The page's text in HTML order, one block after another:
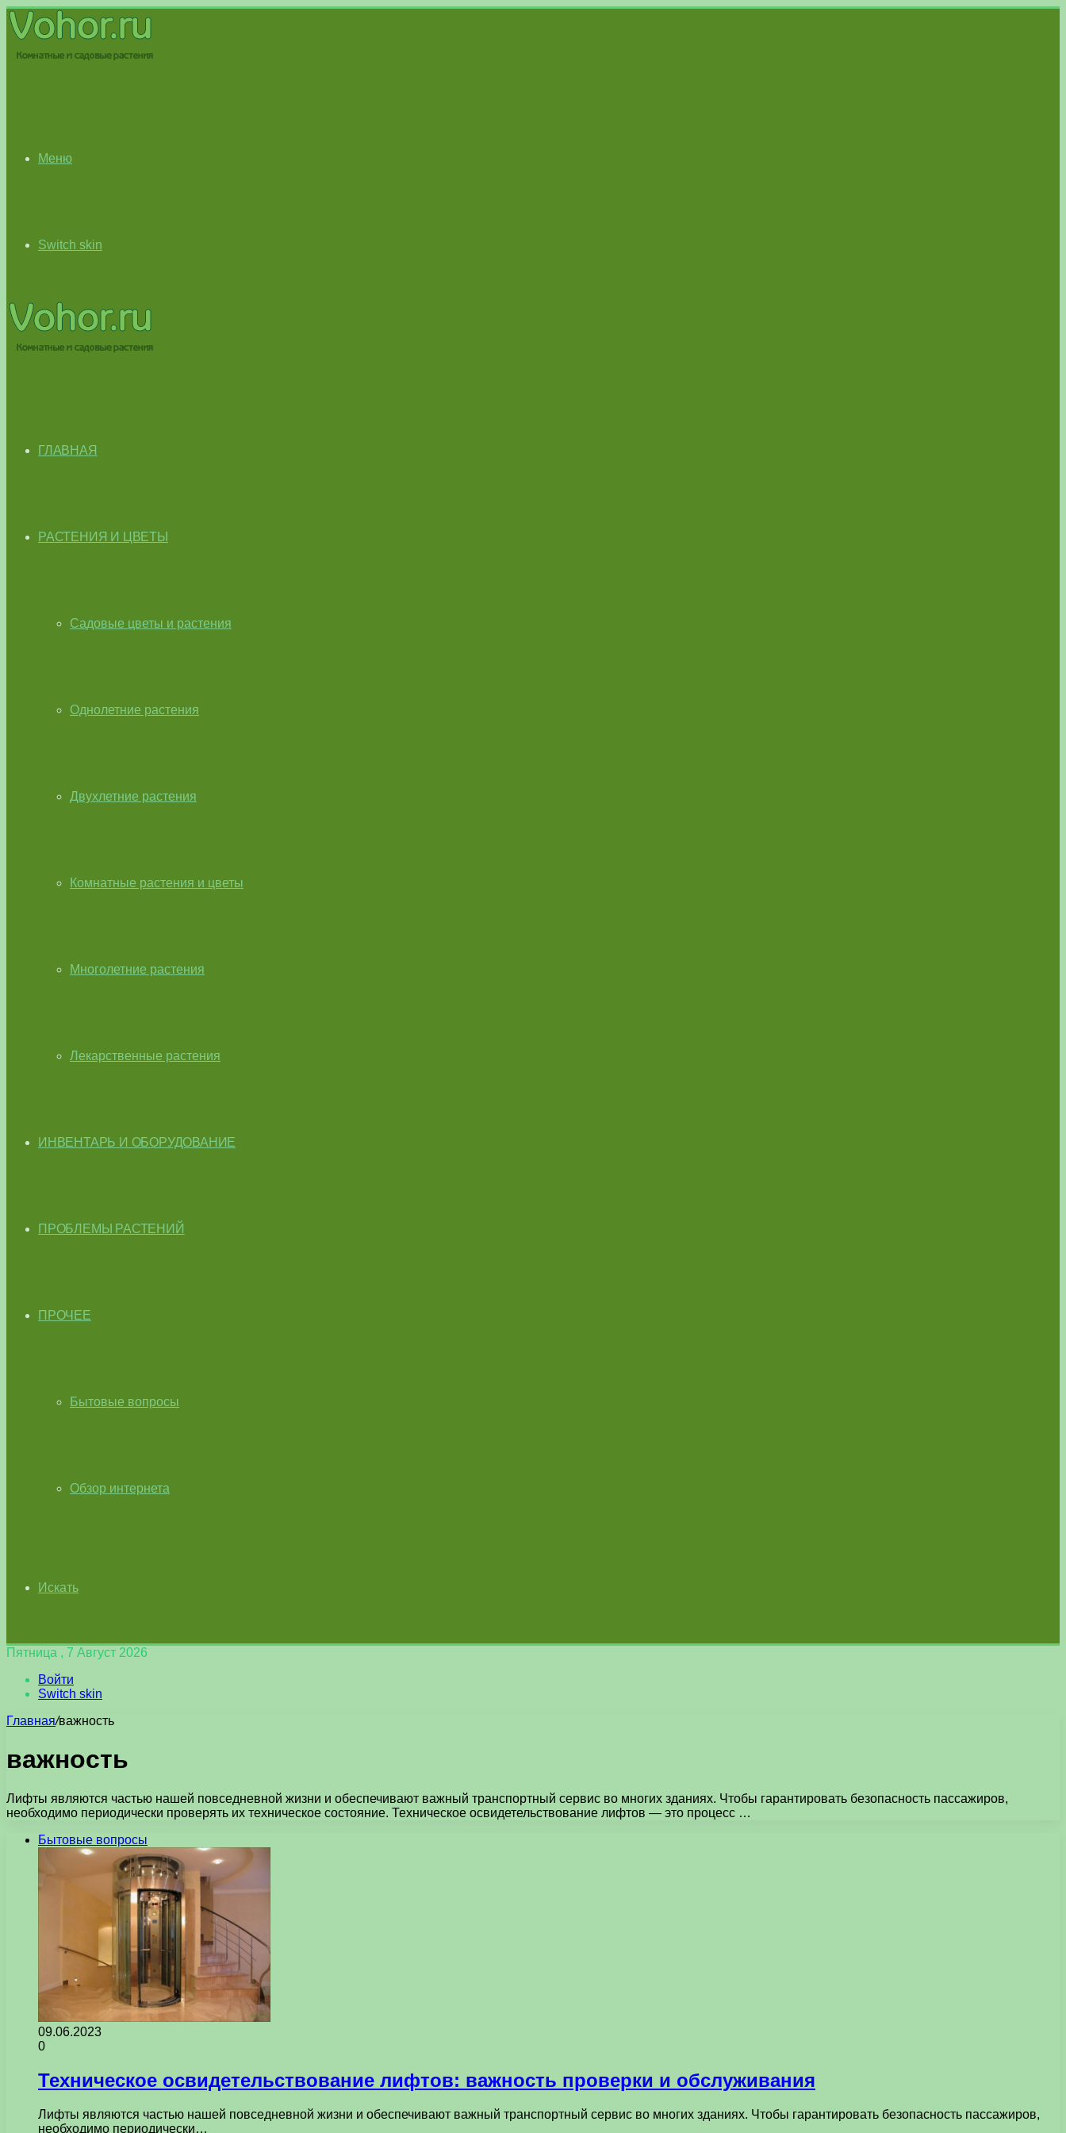
Меню
Switch skin
ГЛАВНАЯ
РАСТЕНИЯ И ЦВЕТЫ
Садовые цветы и растения
Однолетние растения
Двухлетние растения
Комнатные растения и цветы
Многолетние растения
Лекарственные растения
ИНВЕНТАРЬ И ОБОРУДОВАНИЕ
ПРОБЛЕМЫ РАСТЕНИЙ
ПРОЧЕЕ
Бытовые вопросы
Обзор интернета
Искать
Пятница , 7 Август 2026
Войти
Switch skin
Главная/важность
важность
Лифты являются частью нашей повседневной жизни и обеспечивают важный транспортный сервис во многих зданиях. Чтобы гарантировать безопасность пассажиров,
необходимо периодически проверять их техническое состояние. Техническое освидетельствование лифтов — это процесс …
Бытовые вопросы
09.06.2023
0
Техническое освидетельствование лифтов: важность проверки и обслуживания
Лифты являются частью нашей повседневной жизни и обеспечивают важный транспортный сервис во многих зданиях. Чтобы гарантировать безопасность пассажиров,
необходимо периодически…